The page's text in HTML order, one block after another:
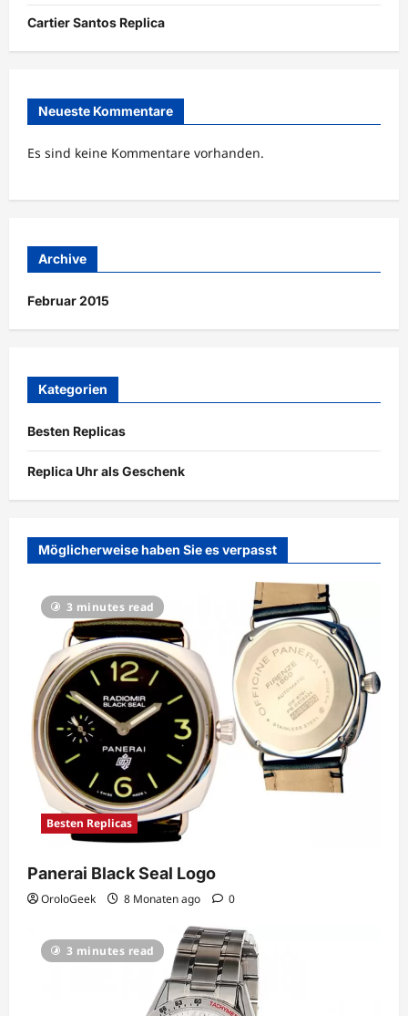
Cartier Santos Replica
Neueste Kommentare
Es sind keine Kommentare vorhanden.
Archive
Februar 2015
Kategorien
Besten Replicas
Replica Uhr als Geschenk
Möglicherweise haben Sie es verpasst
3 minutes read
Besten Replicas
Panerai Black Seal Logo
OroloGeek 8 Monaten ago 0
3 minutes read